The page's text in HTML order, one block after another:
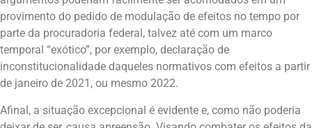
provimento do pedido de modulação de efeitos no tempo por
parte da procuradoria federal, talvez até com um marco
temporal “exótico”, por exemplo, declaração de
inconstitucionalidade daqueles normativos com efeitos a partir
de janeiro de 2021, ou mesmo 2022.
Afinal, a situação excepcional é evidente e, como não poderia